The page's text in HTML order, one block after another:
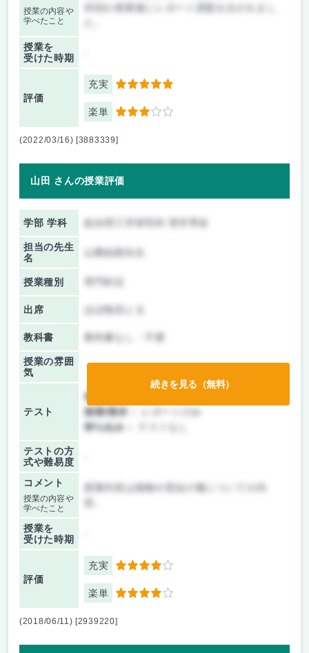
授業の内容や
学べたこと
何回か授業後にレポート課題を出されまし
授業を
受けた時期
評価
充実 5
楽単 3
(2022/03/16) [3883339]
山田 さんの授業評価
学部 学科
担当の先生
名
山際由朗先生
授業種別
出席 ほぼ毎回とる
教科書 教科書なし・不要
授業の雰囲
気
テスト
前期/中間：
後期/期末：
持ち込み：
テストの方
式や難易度
コメント
授業の内容や
学べたこと
授業内容は植物や昆虫の毒についての内
授業を
受けた時期
評価
充実 4
楽単 4
続きを見る（無料）
(2018/06/11) [2939220]